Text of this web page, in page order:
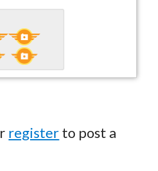
register to post a